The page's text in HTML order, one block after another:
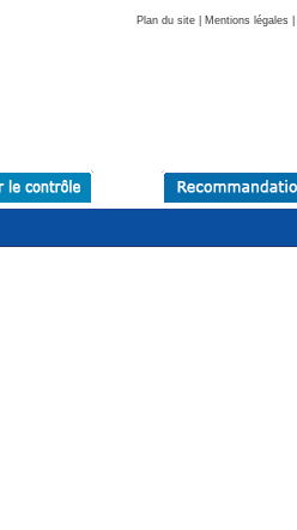
Plan du site| Mentions légales|